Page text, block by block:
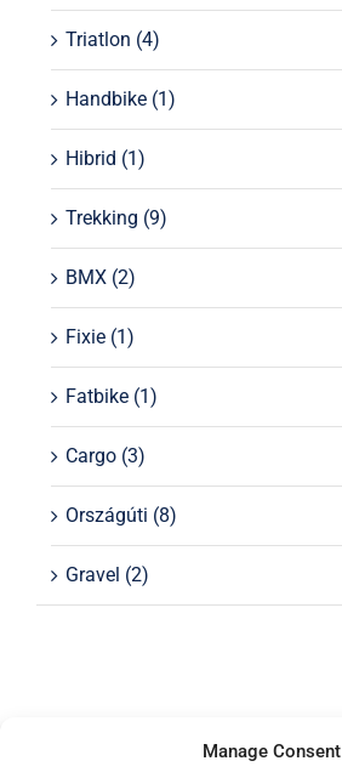
Manage Consent
Triatlon (4)
Handbike (1)
Hibrid (1)
Trekking (9)
BMX (2)
Fixie (1)
Fatbike (1)
Cargo (3)
Országúti (8)
Gravel (2)